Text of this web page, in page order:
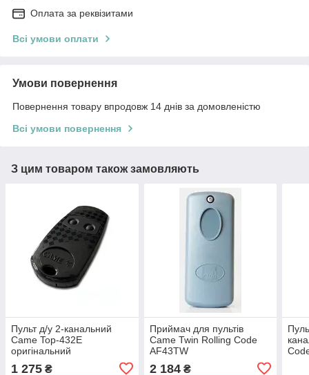
Оплата за реквізитами
Всі умови оплати
Умови повернення
Повернення товару впродовж 14 днів за домовленістю
Всі умови повернення
З цим товаром також замовляють
Пульт д/у 2-канальний
Came Top-432E
оригінальний
1 275 ₴
Приймач для пультів
Came Twin Rolling Code
AF43TW
2 184₴